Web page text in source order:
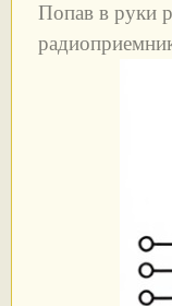
Попав в руки